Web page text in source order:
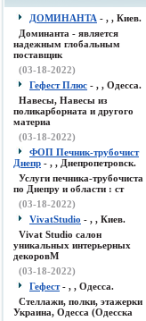
ДОМИНАНТА - , , Киев.
Доминанта - является
надежным глобальным
поставщик
(03-18-2022)
Гефест Плюс - , , Одесса.
Навесы, Навесы из
поликарборната и другого
материа
(03-18-2022)
ФОП Печник-трубочист
Днепр - , , Днепропетровск.
Услуги печника-трубочиста
по Днепру и области : ст
(03-18-2022)
VivatStudio - , , Киев.
Vivat Studio салон
уникальных интерьерных
декоровМ
(03-18-2022)
Гефест- , , Одесса.
Стеллажи, полки, этажерки
Украина, Одесса (Одесска